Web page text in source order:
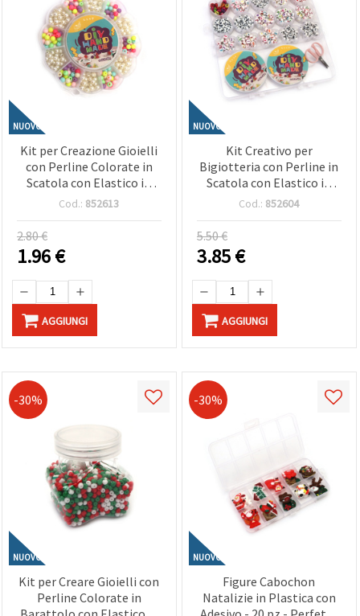
NUOVO
Kit per Creazione Gioielli
con Perline Colorate in
Scatola con Elastico in
Silicone - Colori Assortiti
Bigiotteria Fai da Te
Cod.: 852613
2.80 €
1.96€
AGGIUNGI
NUOVO
Kit Creativo per
Bigiotteria con Perline in
Scatola con Elastico in
Silicone e Forbici - Colori
Cod.: 852604
5.50 €
3.85€
AGGIUNGI
-30%
NUOVO
Kit per Creare Gioielli con
Perline Colorate in
-30%
NUOVO
Figure Cabochon
Natalizie in Plastica con